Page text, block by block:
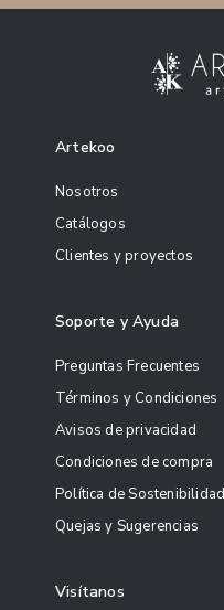
Artekoo
Nosotros
Catálogos
Clientes y proyectos
Soporte y Ayuda
Preguntas Frecuentes
Términos y Condiciones
Avisos de privacidad
Condiciones de compra
Política de Sostenibilidad
Quejas y Sugerencias
Visítanos